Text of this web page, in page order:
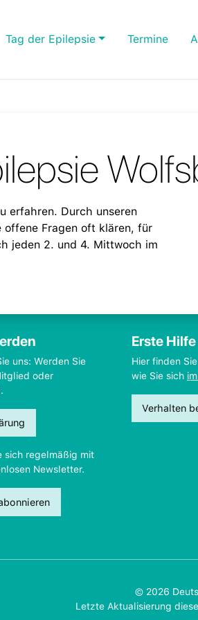
Tag der Epilepsie Termine
erfahren. Durch unseren
offene Fragen oft klären, für
jeden 2. und 4. Mittwoch im
uns: Werden Sie
oder
sich regelmäßig mit
Newsletter.
Erste Hilfe
Hier finden
wie Sie sich
Verhalten
© 2026
Letzte Aktualisierung